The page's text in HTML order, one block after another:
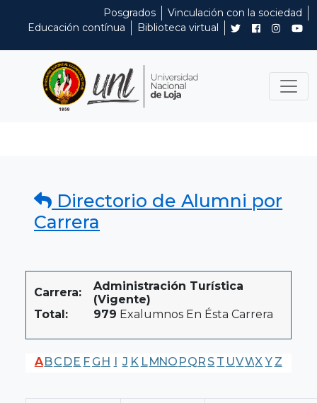
Posgrados
Vinculación con la sociedad
Educación contínua
Biblioteca virtual
Directorio de Alumni por
Carrera
Carrera:
Administración Turística
(Vigente)
Total:
979 Exalumnos En Ésta Carrera
ABC DE F G H I J K LMNO PQR S T UVWX Y Z